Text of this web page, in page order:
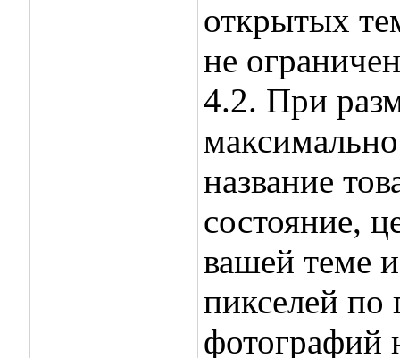
открытых
не
4.2. При
название
состояние,
вашей теме
пикселей по
фотографий